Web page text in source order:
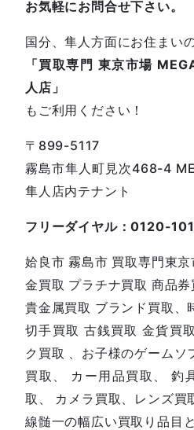
お気軽にお問合せ下さい。
国分、隼人方面にお住まい
「買取専門 東京市場
人店」
もご利用ください！
〒899-5117
霧島市隼人町見次468-4
隼人店内テナント
フリーダイヤル：0120-
姶良市 霧島市 買取専門東京
金買取 プラチナ買取 商品
貴金属買取 ブランド買取、
切手買取 古銭買取 金貨買
ク買取 、お子様のゲームソ
買取、 カー用品買取、 釣
取、 カメラ買取、レンズ買
線髄一の幅広い買取り品目